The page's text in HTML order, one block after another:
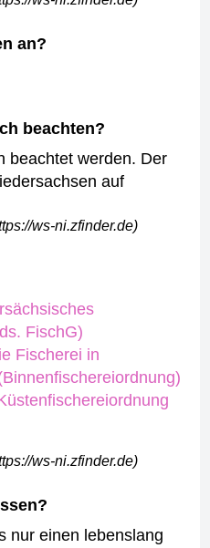
an?
beachten?
beachtet werden. Der
auf
ws-ni.zfinder.de)
FischG)
Fischerei in
ws-ni.zfinder.de)
nur einen lebenslang